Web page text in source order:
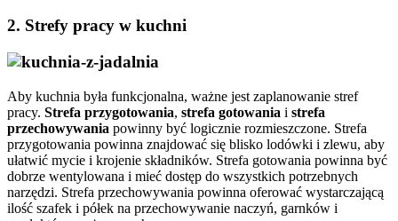
2. Strefy pracy w kuchni
Aby kuchnia była funkcjonalna, ważne jest zaplanowanie stref
pracy. Strefa przygotowania, strefa gotowania i strefa
przechowywania powinny być logicznie rozmieszczone. Strefa
przygotowania powinna znajdować się blisko lodówki i zlewu, aby
ułatwić mycie i krojenie składników. Strefa gotowania powinna być
dobrze wentylowana i mieć dostęp do wszystkich potrzebnych
narzędzi. Strefa przechowywania powinna oferować wystarczającą
ilość szafek i półek na przechowywanie naczyń, garnków i